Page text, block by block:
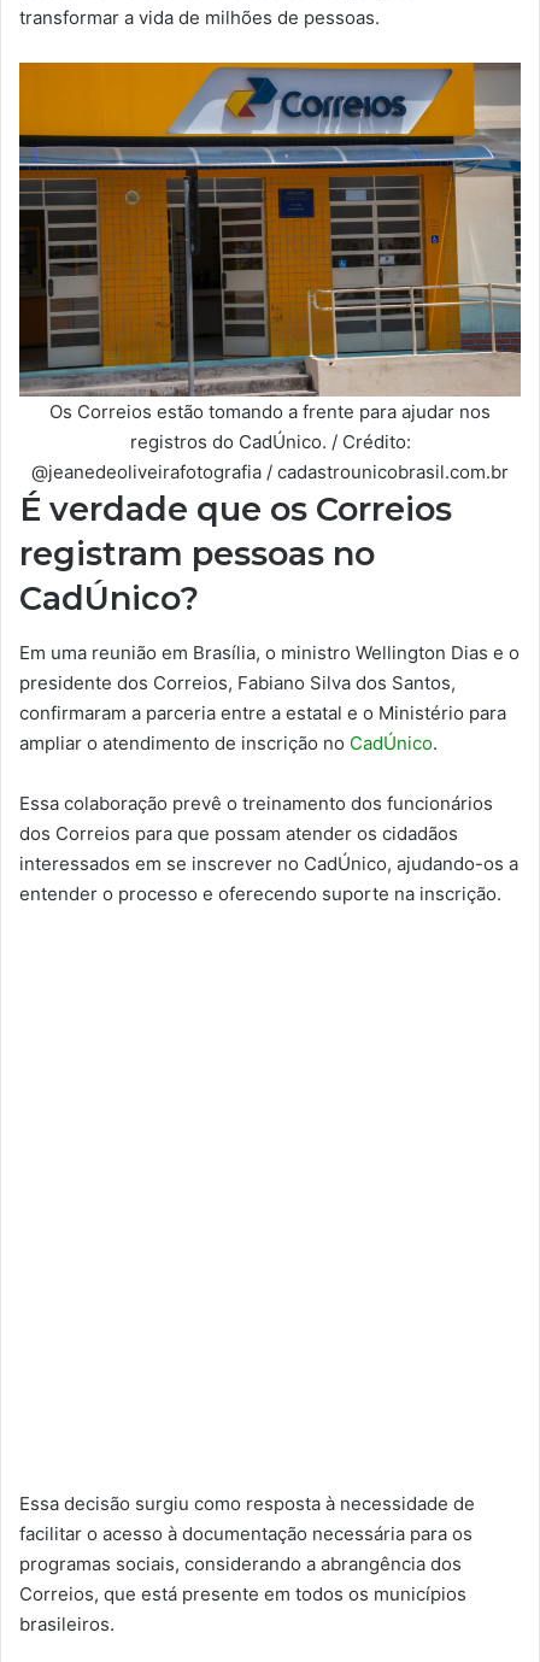
transformar a vida de milhões de pessoas.
Os Correios estão tomando a frente para ajudar nos
registros do CadÚnico. / Crédito:
@jeanedeoliveirafotografia / cadastrounicobrasil.com.br
É verdade que os Correios
registram pessoas no
CadÚnico?
Em uma reunião em Brasília, o ministro Wellington Dias e o
presidente dos Correios, Fabiano Silva dos Santos,
confirmaram a parceria entre a estatal e o Ministério para
ampliar o atendimento de inscrição no CadÚnico.
Essa colaboração prevê o treinamento dos funcionários
dos Correios para que possam atender os cidadãos
interessados em se inscrever no CadÚnico, ajudando-os a
entender o processo e oferecendo suporte na inscrição.
Essa decisão surgiu como resposta à necessidade de
facilitar o acesso à documentação necessária para os
programas sociais, considerando a abrangência dos
Correios, que está presente em todos os municípios
brasileiros.